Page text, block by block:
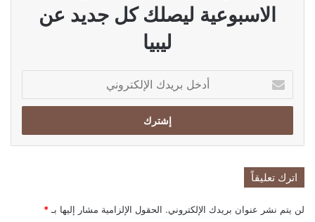
الاسبوعية ليصلك كل جديد عن
ليبيا
بريدك
الإلكتروني
اترك تعليقاً
لن يتم نشر عنوان بريدك الإلكتروني. الحقول الإلزامية مشار إليها بـ *